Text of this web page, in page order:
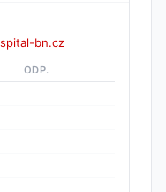
bn.cz
ODP.